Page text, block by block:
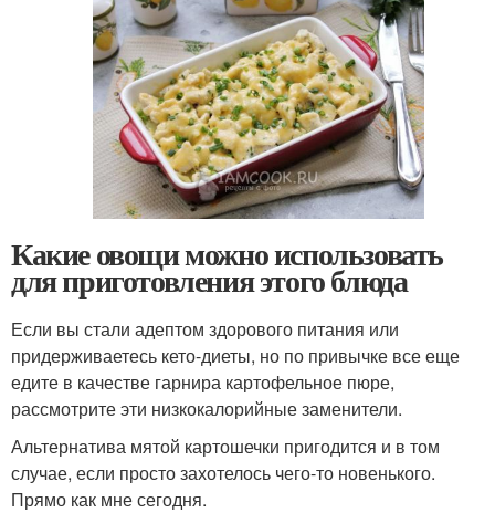
Какие овощи можно использовать
для приготовления этого блюда
Если вы стали адептом здорового питания или
придерживаетесь кето-диеты, но по привычке все еще
едите в качестве гарнира картофельное пюре,
рассмотрите эти низкокалорийные заменители.
Альтернатива мятой картошечки пригодится и в том
случае, если просто захотелось чего-то новенького.
Прямо как мне сегодня.